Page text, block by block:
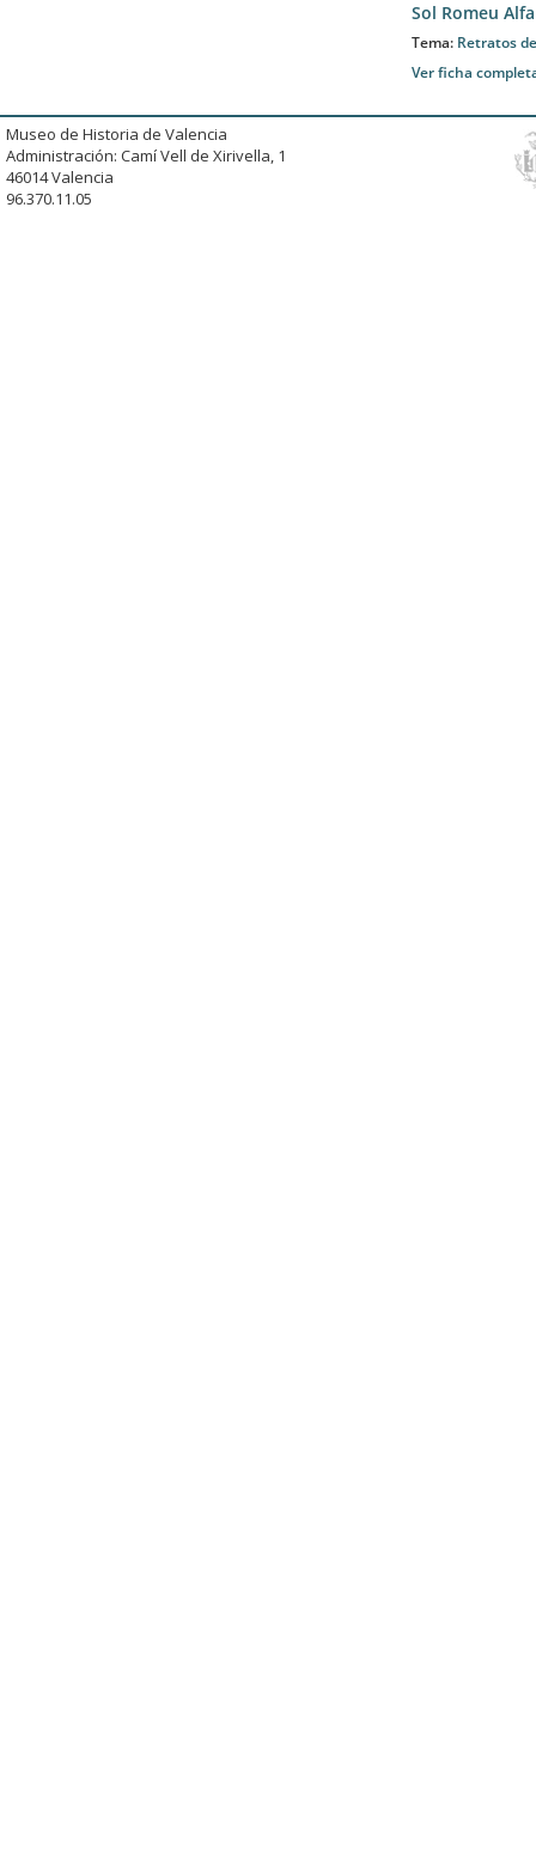
Sol Romeu
Tema: Retratos
Ver ficha
Museo de Historia de Valencia
Administración: Camí Vell de Xirivella, 1
46014 Valencia
96.370.11.05